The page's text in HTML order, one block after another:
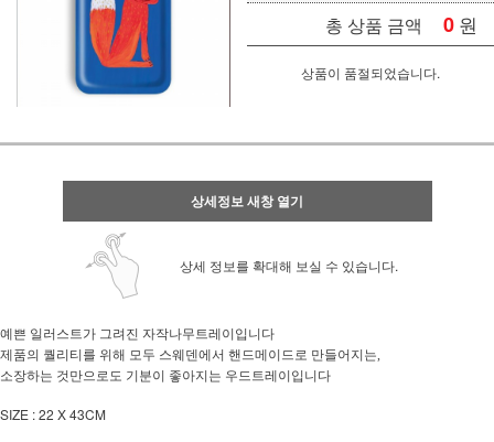
총 상품 금액 0 원
상품이 품절되었습니다.
상세정보 새창 열기
상세 정보를 확대해 보실 수 있습니다.
예쁜 일러스트가 그려진 자작나무트레이입니다
제품의 퀄리티를 위해 모두 스웨덴에서 핸드메이드로 만들어지는,
소장하는 것만으로도 기분이 좋아지는 우드트레이입니다
SIZE : 22 X 43CM